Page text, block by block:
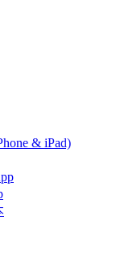
& iPad)